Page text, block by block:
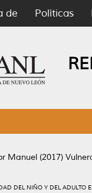
de Políticas
Manuel (2017)
DEL NIÑO Y DEL ADULTO